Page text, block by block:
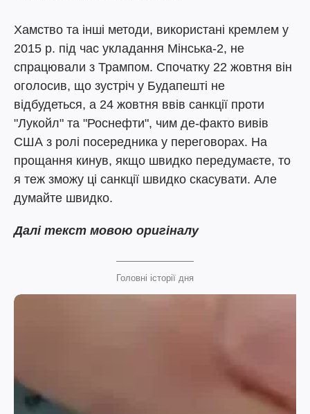
Хамство та інші методи, використані кремлем у
2015 р. під час укладання Мінська-2, не
спрацювали з Трампом. Спочатку 22 жовтня він
оголосив, що зустріч у Будапешті не
відбудеться, а 24 жовтня ввів санкції проти
"Лукойл" та "Роснефти", чим де-факто вивів
США з ролі посередника у переговорах. На
прощання кинув, якщо швидко передумаєте, то
я теж зможу ці санкції швидко скасувати. Але
думайте швидко.
Далі текст мовою оригіналу
Головні історії дня